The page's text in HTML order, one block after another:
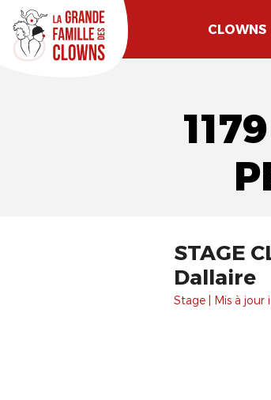
CLOWNS
STAGE
Dallaire
Stage | Mis à jour